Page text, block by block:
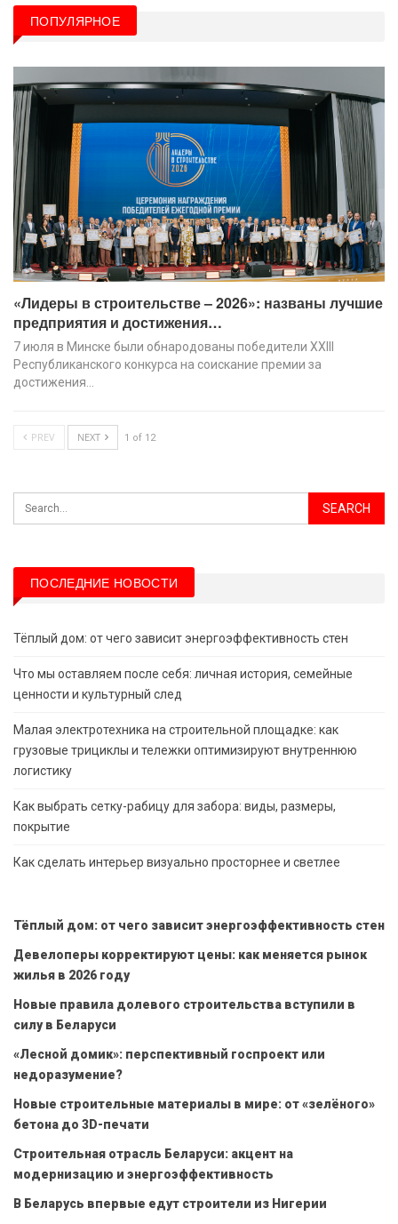
ПОПУЛЯРНОЕ
«Лидеры в строительстве – 2026»: названы лучшие
предприятия и достижения…
7 июля в Минске были обнародованы победители XХIII
Республиканского конкурса на соискание премии за
достижения…
PREV NEXT 1 of 12
ПОСЛЕДНИЕ НОВОСТИ
Тёплый дом: от чего зависит энергоэффективность стен
Что мы оставляем после себя: личная история, семейные
ценности и культурный след
Малая электротехника на строительной площадке: как
грузовые трициклы и тележки оптимизируют внутреннюю
логистику
Как выбрать сетку-рабицу для забора: виды, размеры,
покрытие
Как сделать интерьер визуально просторнее и светлее
Тёплый дом: от чего зависит энергоэффективность стен
Девелоперы корректируют цены: как меняется рынок
жилья в 2026 году
Новые правила долевого строительства вступили в
силу в Беларуси
«Лесной домик»: перспективный госпроект или
недоразумение?
Новые строительные материалы в мире: от «зелёного»
бетона до 3D-печати
Строительная отрасль Беларуси: акцент на
модернизацию и энергоэффективность
В Беларусь впервые едут строители из Нигерии